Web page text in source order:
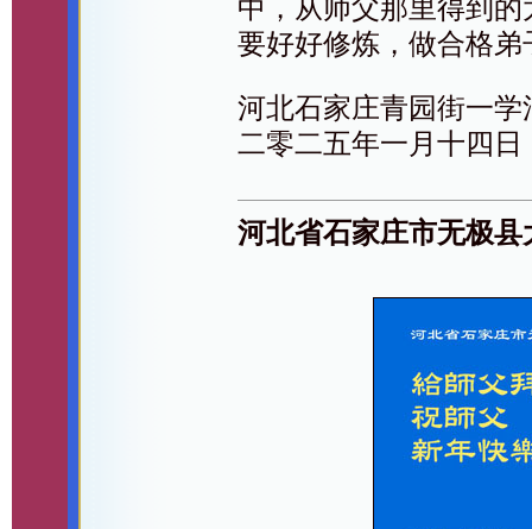
中，从师父那里得到
要好好修炼，做合格
河北石家庄青园街一
二零二五年一月十四日
河北省石家庄市无极